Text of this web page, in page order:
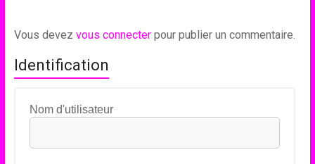
Vous devez vous connecterpour publier un commentaire.
Identification
Nom d'utilisateur